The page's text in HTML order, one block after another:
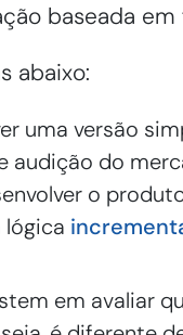
baseada
abaixo:
uma versão
audição do
o
lógica
em avaliar